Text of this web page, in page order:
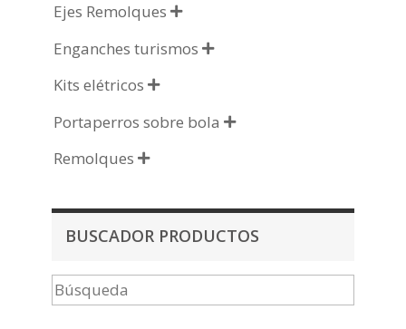
Ejes Remolques 
Enganches turismos 
Kits elétricos 
Portaperros sobre bola 
Remolques 
BUSCADOR PRODUCTOS